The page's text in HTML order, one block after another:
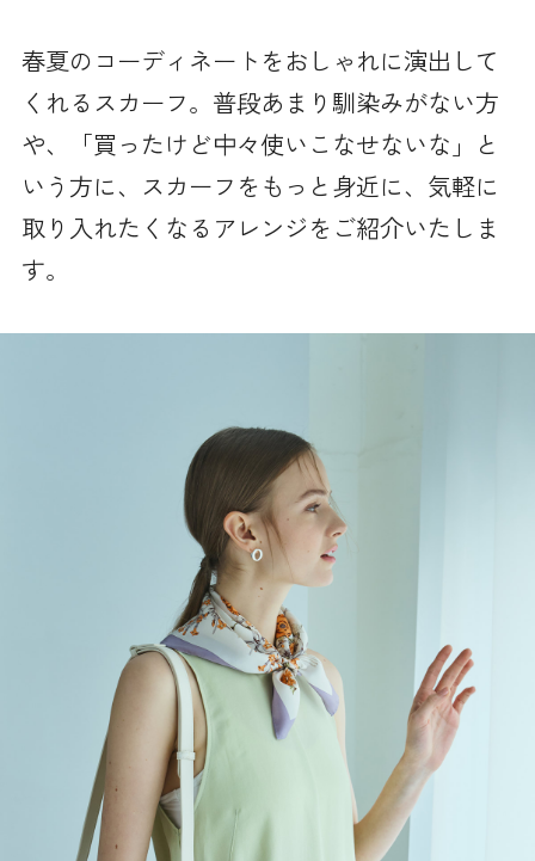
春夏のコーディネートをおしゃれに演出して
くれるスカーフ。普段あまり馴染みがない方
や、「買ったけど中々使いこなせないな」と
いう方に、スカーフをもっと身近に、気軽に
取り入れたくなるアレンジをご紹介いたしま
す。